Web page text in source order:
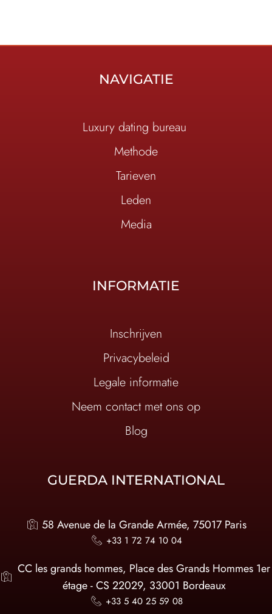
NAVIGATIE
Luxury dating bureau
Methode
Tarieven
Leden
Media
INFORMATIE
Inschrijven
Privacybeleid
Legale informatie
Neem contact met ons op
Blog
GUERDA INTERNATIONAL
58 Avenue de la Grande Armée, 75017 Paris
+33 1 72 74 10 04
CC les grands hommes, Place des Grands Hommes 1er
étage - CS 22029, 33001 Bordeaux
+33 5 40 25 59 08